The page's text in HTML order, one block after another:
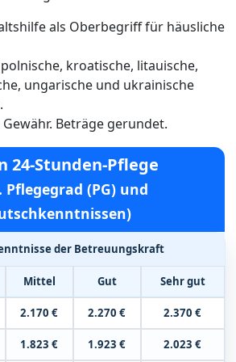
als Oberbegriff für häusliche
kroatische, litauische,
ungarische und ukrainische
Beträge gerundet.
24-Stunden-Pflege
Pflegegrad (PG) und
der Betreuungskraft
Mittel Gut Sehr gut
2.170 € 2.270 € 2.370 €
1.823 € 1.923 € 2.023 €